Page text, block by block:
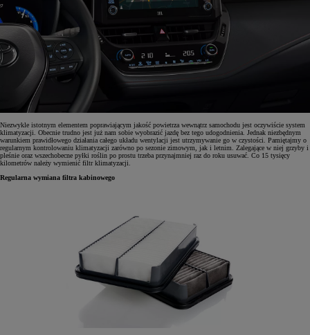
Niezwykle istotnym elementem poprawiającym jakość powietrza wewnątrz samochodu jest oczywiście system
klimatyzacji. Obecnie trudno jest już nam sobie wyobrazić jazdę bez tego udogodnienia. Jednak niezbędnym
warunkiem prawidłowego działania całego układu wentylacji jest utrzymywanie go w czystości. Pamiętajmy o
regularnym kontrolowaniu klimatyzacji zarówno po sezonie zimowym, jak i letnim. Zalegające w niej grzyby i
pleśnie oraz wszechobecne pyłki roślin po prostu trzeba przynajmniej raz do roku usuwać. Co 15 tysięcy
kilometrów należy wymienić filtr klimatyzacji.
Regularna wymiana filtra kabinowego